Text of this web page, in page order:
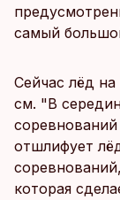
самый
Сейчас лёд
см. "В
отшлифует
которая